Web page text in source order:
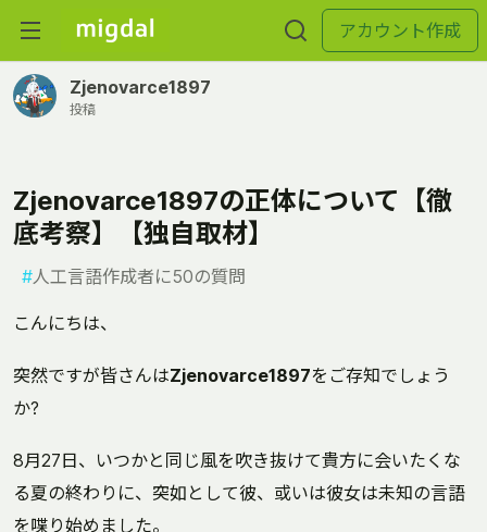
アカウント作成
Zjenovarce1897
投稿
Zjenovarce1897の正体について【徹
底考察】【独自取材】
#人工言語作成者に50の質問
こんにちは、
突然ですが皆さんはZjenovarce1897をご存知でしょう
か?
8月27日、いつかと同じ風を吹き抜けて貴方に会いたくな
る夏の終わりに、突如として彼、或いは彼女は未知の言語
を喋り始めました。